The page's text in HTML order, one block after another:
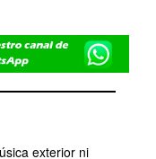
exterior ni